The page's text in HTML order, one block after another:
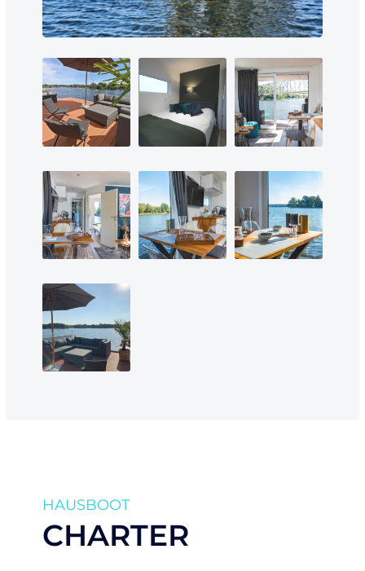
HAUSBOOT
CHARTER